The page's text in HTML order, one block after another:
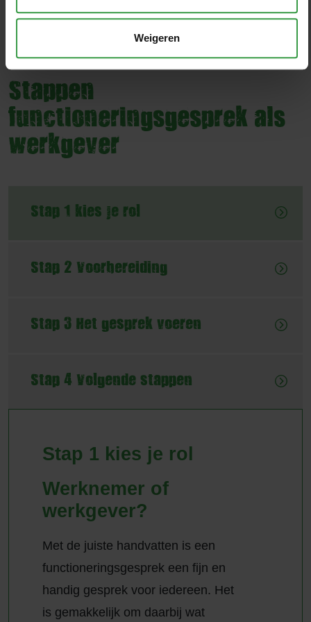
Weigeren
functioneringsgesprek te voeren.
Stappen
functioneringsgesprek als
werkgever
Stap 1 kies je rol
Stap 2 Voorbereiding
Stap 3 Het gesprek voeren
Stap 4 Volgende stappen
Stap 1 kies je rol
Werknemer of
werkgever?
Met de juiste handvatten is een
functioneringsgesprek een fijn en
handig gesprek voor iedereen. Het
is gemakkelijk om daarbij wat